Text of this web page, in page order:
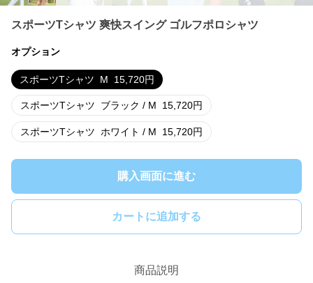
スポーツTシャツ 爽快スイング ゴルフポロシャツ
オプション
スポーツTシャツ M 15,720円
スポーツTシャツ ブラック / M 15,720円
スポーツTシャツ ホワイト / M 15,720円
購入画面に進む
カートに追加する
商品説明